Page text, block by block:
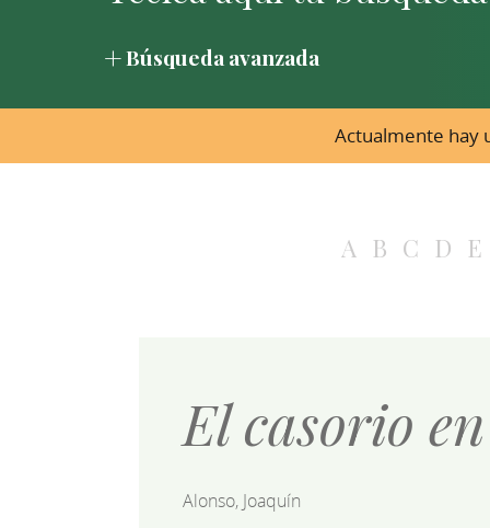
Búsqueda avanzada
Actualmente hay
A B C D E
El casorio
Alonso, Joaquín